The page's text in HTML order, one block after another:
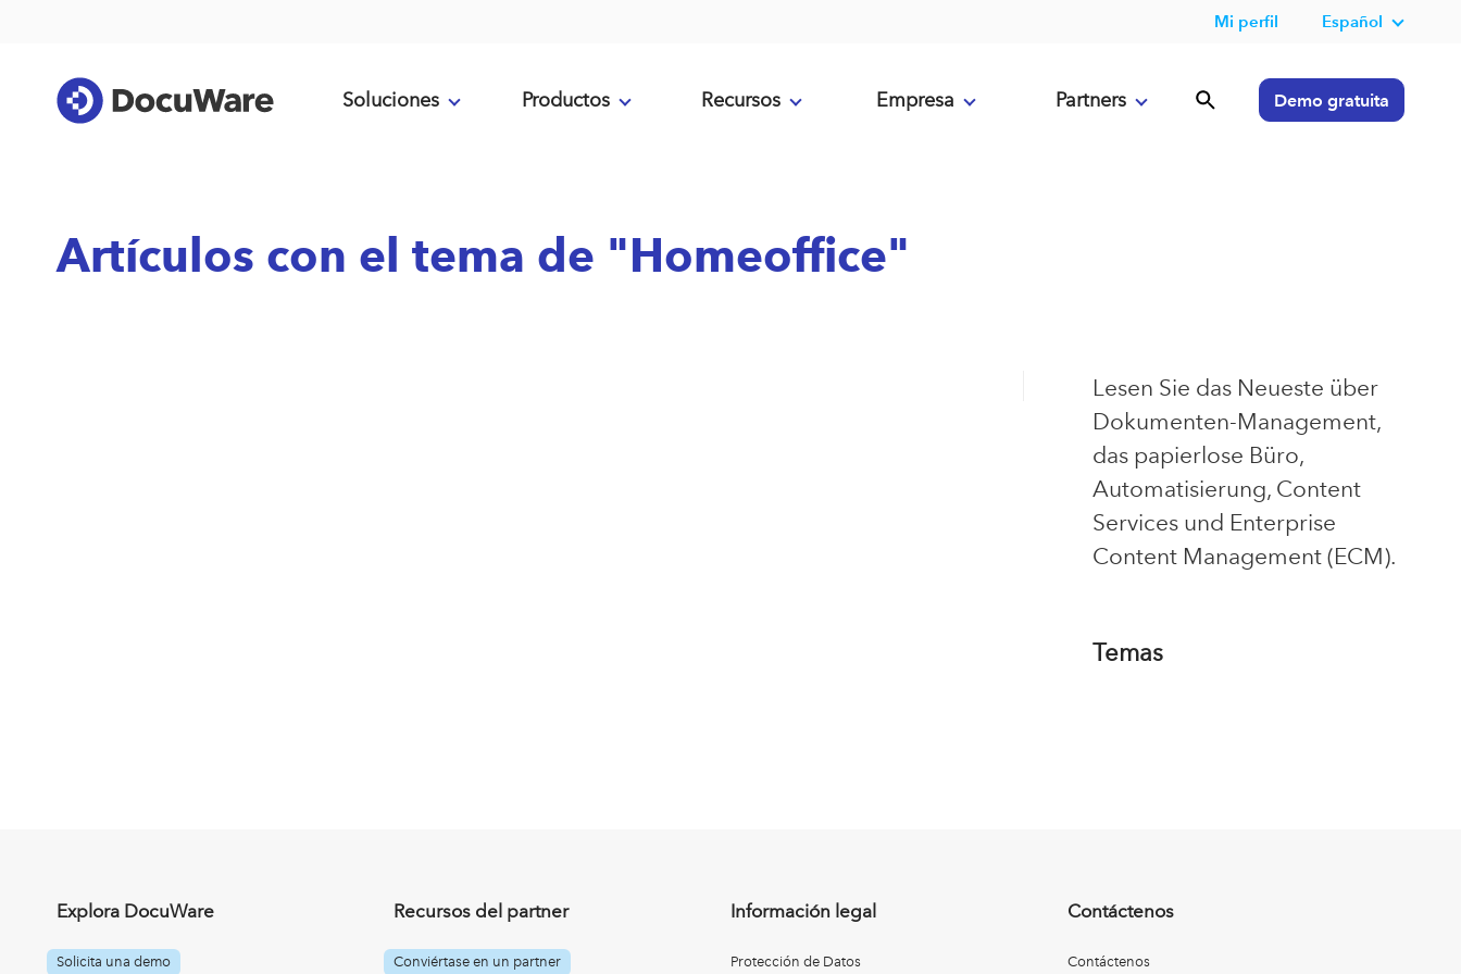
Mi perfil Español
Soluciones Productos Recursos Empresa Partners Demo gratuita
Artículos con el tema de "Homeoffice"
Lesen Sie das Neueste über
Dokumenten-Management,
das papierlose Büro,
Automatisierung, Content
Services und Enterprise
Content Management (ECM).
Temas
Explora DocuWare
Solicita una demo
Recursos del partner
Conviértase en un partner
Información legal
Protección de Datos
Contáctenos
Contáctenos